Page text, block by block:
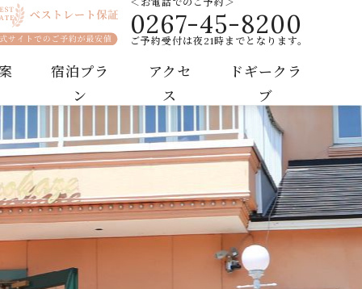
ホテル 0267-45-8200
ご予約受付は夜21時までとなります。
宿泊プラ
ン
アクセ
ス
ドギークラ
ブ